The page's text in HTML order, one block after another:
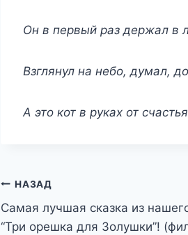
Он в первый раз держал в
Взглянул на небо, думал,
А это кот в руках от
Навигация
по
НАЗАД
Самая лучшая сказка из
“Три орешка для Золушки”!